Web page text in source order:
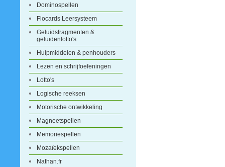
Dominospellen
Flocards Leersysteem
Geluidsfragmenten &
geluidenlotto's
Hulpmiddelen & penhouders
Lezen en schrijfoefeningen
Lotto's
Logische reeksen
Motorische ontwikkeling
Magneetspellen
Memoriespellen
Mozaïekspellen
Nathan.fr